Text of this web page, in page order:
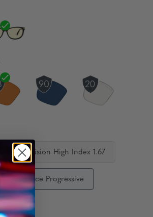
Single Vision High Index 1.67
Distance Progressive